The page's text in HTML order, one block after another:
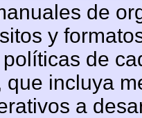
de
y
de
que incluya
a